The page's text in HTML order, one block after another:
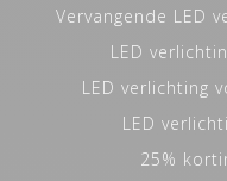
Vervangende LED
LED
LED verlichting
LED
25%